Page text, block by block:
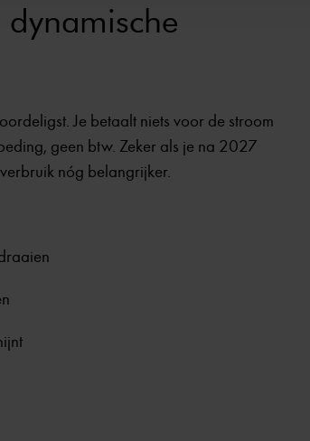
Je betaalt niets voor de stroom
geen btw. Zeker als je na 2027
nóg belangrijker.